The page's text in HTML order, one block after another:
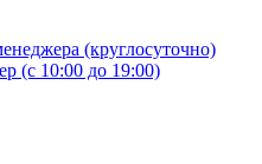
(круглосуточно)
(с 10:00 до 19:00)